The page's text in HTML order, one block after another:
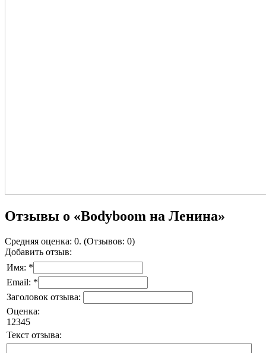
Отзывы о «Bodyboom на Ленина»
Средняя оценка: 0. (Отзывов: 0)
Добавить отзыв:
Имя: *
Email: *
Заголовок отзыва:
Оценка:
1 2345
Текст отзыва: